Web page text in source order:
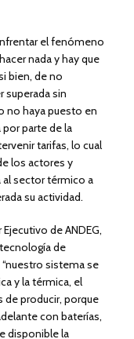
el fenómeno
nada y hay que
bien, de no
superada sin
no haya puesto en
parte de la
tarifas, lo cual
los actores y
al sector térmico a
su actividad.
de ANDEG,
de
sistema se
y la térmica, el
de producir, porque
con baterías,
disponible la